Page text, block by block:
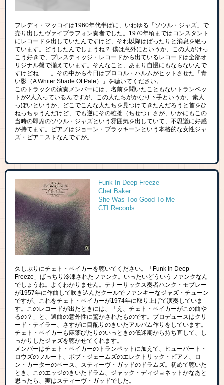
フレディ・マッコイは1960年代半ばに、いわゆる「ソウル・ジャズ」で
売り出したヴァイブラフォン奏者でした。1970年頃まではコンスタント
にレコードを出していたんですけど、それ以降はぱったりと消息を絶っ
ています。どうしたんでしょうね？ 僕は意外にというか、この人がけっ
こう好きで、プレスティッジ・レコードから出ているレコードは全部オ
リジナル盤で揃えています。そんなこと、あまり自慢にもならないんで
すけどね……。その中から今日はプロコル・ハルムがヒットさせた「青
い影（A Whiter Shade Of Pale）」を聴いてください。
このトラックの演奏メンバーには、名前を聞いたこともないトランペッ
トが2人入っているんですが、この人たちがかなり下手というか、素人
っぽいというか、どこでこんな人たちを見つけてきたんだろうと首をひ
ねっちゃうんだけど、でも逆にその稚拙（ちせつ）さが、いかにもこの
当時の即席のソウル・ジャズという雰囲気を出していて、不思議に好感
が持てます。ピアノはジョーン・ブラッキーンという本格的な女性ジャ
ズ・ピアニストなんですが。
Funk In Deep Freeze
Chet Baker
She Was Too Good To Me
CTI Records
久しぶりにチェト・ベイカーを聴いてください。「Funk In Deep
Freeze」ばっちり冷凍されたファンク。いったいどういうファンクなん
でしょうね。よくわかりません。テナーサックス奏者ハンク・モブレー
が1957年に作曲して吹き込んだクールでファンキーなジャズ・チューン
ですが、これをチェト・ベイカーが1974年に取り上げて演奏していま
す。このレコードが出たときには、「え、チェト・ベイカーがこの曲や
るの？」と、選曲の意外性に驚かされたものです。プロデュースはクリ
ード・テイラー、さすがに目配りのきいたアルバム作りをしています。
チェト・ベイカーも麻薬びたりのいっときの低迷期から持ち直して、し
っかりしたジャズを聴かせてくれます。
メンバーはチェト・ベイカーのトランペットに加えて、ヒューバート・
ロウズのフルート、ボブ・ジェームズのエレクトリック・ピアノ、ロ
ン・カーターのベース、スティーヴ・ガッドのドラムズ。初めて聴いた
とき、このエッジのきいたドラム、ジャック・ディジョネットかなあと
思ったら、実はスティーヴ・ガッドでした。